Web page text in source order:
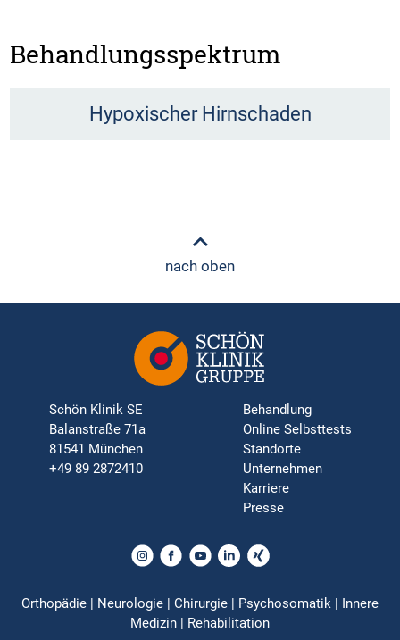
Behandlungsspektrum
Hypoxischer Hirnschaden
nach oben
Schön Klinik SE
Balanstraße 71a
81541 München
+49 89 2872410
Behandlung
Online Selbsttests
Standorte
Unternehmen
Karriere
Presse
Orthopädie | Neurologie | Chirurgie | Psychosomatik | Innere
Medizin | Rehabilitation